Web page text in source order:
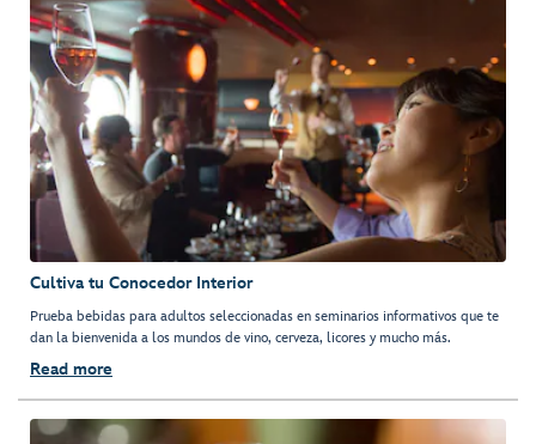
Cultiva tu Conocedor Interior
Prueba bebidas para adultos seleccionadas en seminarios informativos que te
dan la bienvenida a los mundos de vino, cerveza, licores y mucho más.
Read more